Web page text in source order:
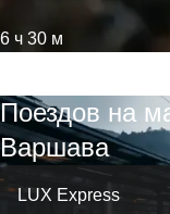
6 ч 30 м
Поездов на
Варшава
LUX Express